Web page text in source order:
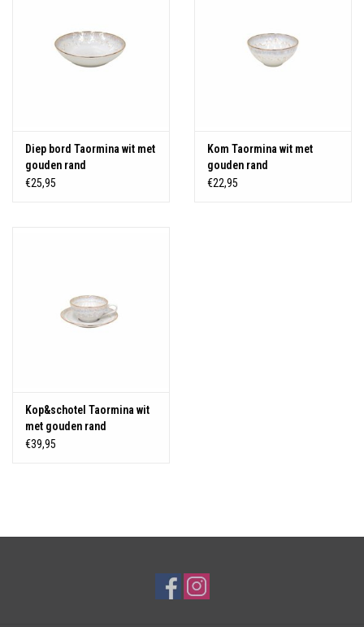
Diep bord Taormina wit met
gouden rand
€25,95
Kom Taormina wit met
gouden rand
€22,95
Kop&schotel Taormina wit
met gouden rand
€39,95